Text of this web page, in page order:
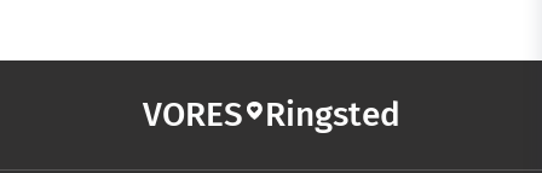
VORES Ringsted